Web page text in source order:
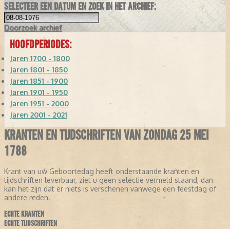
SELECTEER EEN DATUM EN ZOEK IN HET ARCHIEF:
Doorzoek archief
HOOFDPERIODES:
Jaren 1700 - 1800
Jaren 1801 - 1850
Jaren 1851 - 1900
Jaren 1901 - 1950
Jaren 1951 - 2000
Jaren 2001 - 2021
KRANTEN EN TIJDSCHRIFTEN VAN ZONDAG 25 MEI
1788
Krant van uw Geboortedag heeft onderstaande kranten en
tijdschriften leverbaar, ziet u geen selectie vermeld staand, dan
kan het zijn dat er niets is verschenen vanwege een feestdag of
andere reden.
ECHTE KRANTEN
ECHTE TIJDSCHRIFTEN